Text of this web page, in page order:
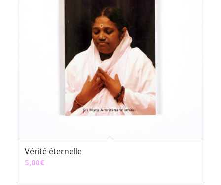
Vérité éternelle
5,00€